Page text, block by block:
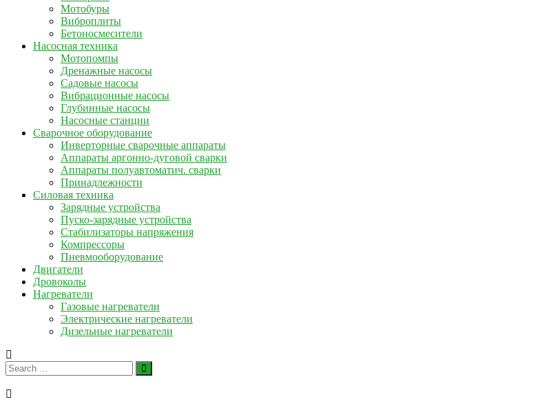
Мотобуры
Виброплиты
Бетоносмесители
Насосная техника
Мотопомпы
Дренажные насосы
Садовые насосы
Вибрационные насосы
Глубинные насосы
Насосные станции
Сварочное оборудование
Инверторные сварочные аппараты
Аппараты аргонно-дуговой сварки
Аппараты полуавтоматич. сварки
Принадлежности
Силовая техника
Зарядные устройства
Пуско-зарядные устройства
Стабилизаторы напряжения
Компрессоры
Пневмооборудование
Двигатели
Дровоколы
Нагреватели
Газовые нагреватели
Электрические нагреватели
Дизельные нагреватели